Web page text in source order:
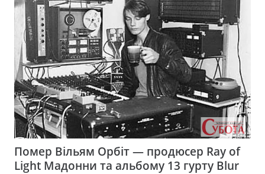
Помер Вільям Орбіт — продюсер Ray of
Light Мадонни та альбому 13 гурту Blur